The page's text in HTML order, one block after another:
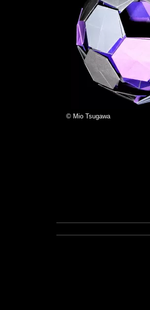
© Mio Tsugawa